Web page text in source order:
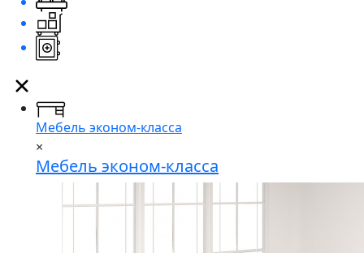
Мебель эконом-класса
×
Мебель эконом-класса